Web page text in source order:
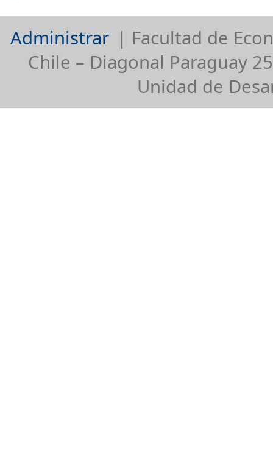
Administrar | Facultad de
Chile – Diagonal Paraguay
Unidad de